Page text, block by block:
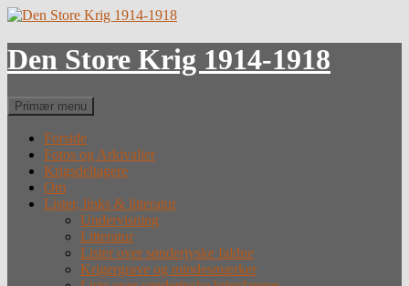
Hop
indhold
Den Store Krig 1914-1918
Søg
Primær menu
Forside
Fotos og Arkivalier
Krigsdeltagere
Om
Lister, links & litteratur
Undervisning
Litteratur
Lister over sønderjyske faldne
Krigergrave og mindesmærker